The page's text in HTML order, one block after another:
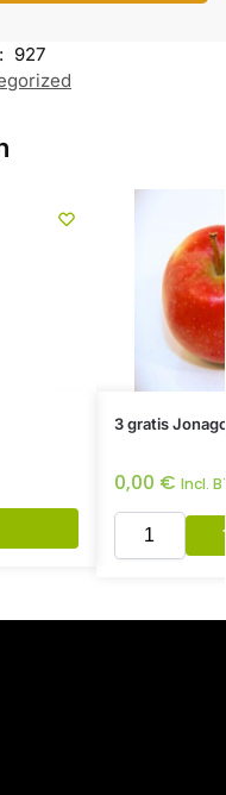
927
3 gratis
0,00 € Incl.